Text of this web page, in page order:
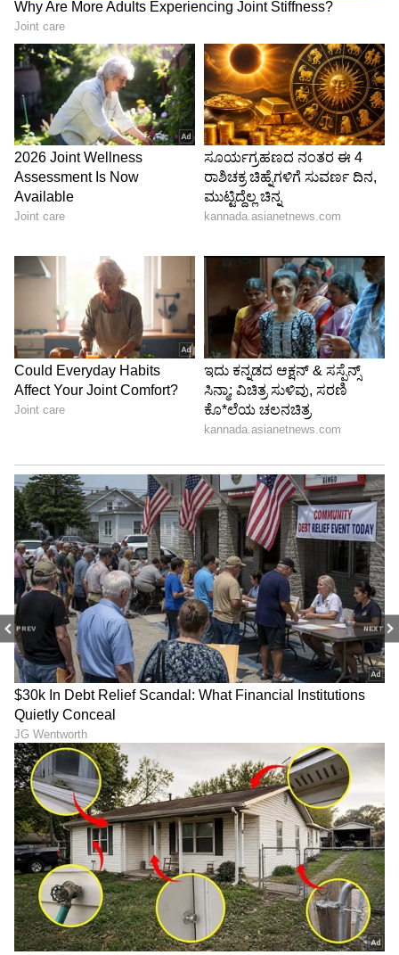
PREV NEXT
ಮೂಲಕ ಆಗಮಿಸುವ ಪರಿಸ್ಥಿತಿ ಇದೆ. ಕೆಪಿಎಸ್‌ ಶಾಲೆ
ಹೆಸರಿನಲ್ಲಿ ಶಾಲೆಗಳನ್ನು ವಿಲೀನ ಮಾಡಿದರೆ ಆ ಮಕ್ಕಳಿಗೆ ಶಾಲೆ
ಮತ್ತಷ್ಟು ದೂರವಾಗಲಿದೆ. ಆಗ ಆ ಮಗು ಶಾಲೆ ಬಿಡುವ
ಸಾಧ್ಯತೆ ಇದೆ. ಕೆಪಿಎಸ್‌ ಶಾಲೆಗೆ ಮಕ್ಕಳು ಬರುವುದಕ್ಕೆ ಬಸ್‌
ವ್ಯವಸ್ಥೆ ಮಾಡುತ್ತೇವೆ ಎಂದು ಸರ್ಕಾರ ಹೇಳುತ್ತಿದೆ. ಆದರೆ
ಕೆಲವು ಪ್ರದೇಶಗಳಿಗೆ ಬಸ್‌ ಹೋಗಲು ರಸ್ತೆಗಳೇ ಇಲ್ಲ. ಬಸ್‌
ಇಲ್ಲದ ಹಳ್ಳಿಗಳಿಂದ ಮಕ್ಕಳು ಶಾಲೆಗೆ ಬರುತ್ತಿದ್ದಾರೆ. ಆ ಮಕ್ಕಳ
ಪರಿಸ್ಥಿತಿ ಏನು ಎಂದು ಚಿಕ್ಕಮಗಳೂರು ಎಐಡಿಎಸ್ಓ ಜಿಲ್ಲಾ
ಸಂಚಾಲಕಿ ಚೈತ್ರಾ ಪ್ರಶ್ನಿಸಿದ್ದಾರೆ.
ಕನ್ನಡ ಮಾಧ್ಯಮ ಮಾತ್ರ ಇರುವ ಶಾಲೆಗಳಲ್ಲಿ
ವಿದ್ಯಾರ್ಥಿಗಳ ಸಂಖ್ಯೆ ಕಡಿಮೆ ಇದೆ. ಅಲ್ಲಿ ಮಾತ್ರ
ಸಮಸ್ಯೆ ಎದುರಾಗುತ್ತಿದೆ. ವಿಲೀನ ಮಾಡುವ ಶಾಲೆಗಳಿಂದ
ಮಕ್ಕಳು ಕೆಪಿಎಸ್‌ ಶಾಲೆಗೆ ಬರುವುದಕ್ಕೆ ಬಸ್‌ ವ್ಯವಸ್ಥೆ
ಸಹ ಮಾಡಲಾಗುತ್ತದೆ. ಕೆಪಿಎಸ್‌ ಶಾಲೆಗಳಲ್ಲಿ ಕನ್ನಡ
ಮತ್ತು ಆಂಗ್ಲ ಮಾಧ್ಯಮದಲ್ಲಿ ಶಿಕ್ಷಣ ನೀಡುವುದಕ್ಕೆ
- ತಿಮ್ಮರಾಜು, ಉಪ ನಿರ್ದೇಶಕ, ಶಾಲಾ ಶಿಕ್ಷಣ ಇಲಾಖೆ
ಚಿಕ್ಕಮಗಳೂರು